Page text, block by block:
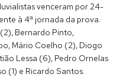
venceram por 24-
à 4ª jornada da prova.
Bernardo Pinto,
Mário Coelho (2), Diogo
Lessa (6), Pedro Ornelas
(1) e Ricardo Santos.